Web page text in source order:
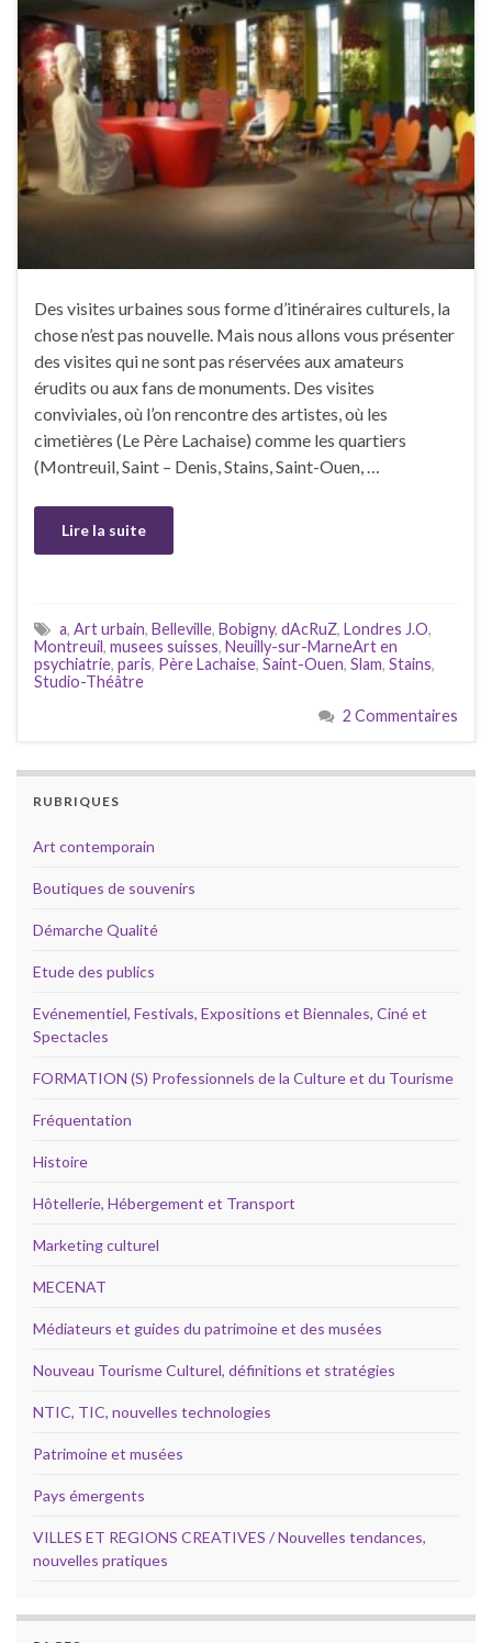
Des visites urbaines sous forme d’itinéraires culturels, la
chose n’est pas nouvelle. Mais nous allons vous présenter
des visites qui ne sont pas réservées aux amateurs
érudits ou aux fans de monuments. Des visites
conviviales, où l’on rencontre des artistes, où les
cimetières (Le Père Lachaise) comme les quartiers
(Montreuil, Saint – Denis, Stains, Saint-Ouen, …
Lire la suite
a, Art urbain, Belleville, Bobigny, dAcRuZ, Londres J.O,
Montreuil, musees suisses, Neuilly-sur-MarneArt en
psychiatrie, paris, Père Lachaise, Saint-Ouen, Slam, Stains,
Studio-Théâtre
2 Commentaires
RUBRIQUES
Art contemporain
Boutiques de souvenirs
Démarche Qualité
Etude des publics
Evénementiel, Festivals, Expositions et Biennales, Ciné et
Spectacles
FORMATION (S) Professionnels de la Culture et du Tourisme
Fréquentation
Histoire
Hôtellerie, Hébergement et Transport
Marketing culturel
MECENAT
Médiateurs et guides du patrimoine et des musées
Nouveau Tourisme Culturel, définitions et stratégies
NTIC, TIC, nouvelles technologies
Patrimoine et musées
Pays émergents
VILLES ET REGIONS CREATIVES / Nouvelles tendances,
nouvelles pratiques